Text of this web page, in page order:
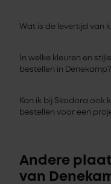
Wat is de levertijd van
In welke kleuren en
bestellen in Denekamp?
Kan ik bij Skodora ook
bestellen voor een
Andere
van